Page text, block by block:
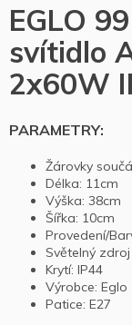
EGLO
svítidlo
2x60W
PARAMETRY:
Žárovky
Délka: 11cm
Výška: 38cm
Šířka: 10cm
Provedení/
Světelný
Krytí: IP44
Výrobce: Eglo
Patice: E27